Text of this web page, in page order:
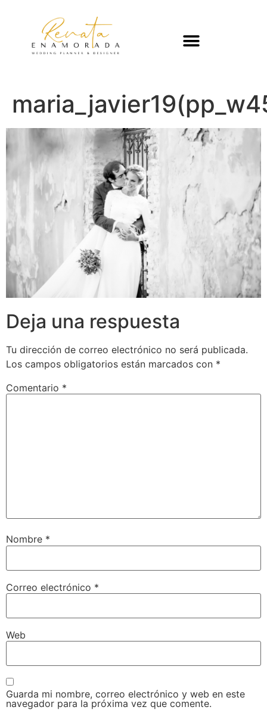
Deja una respuesta
Tu dirección de correo electrónico no será publicada.
Los campos obligatorios están marcados con *
Comentario *
Nombre *
Correo electrónico *
Web
Guarda mi nombre, correo electrónico y web en este
navegador para la próxima vez que comente.